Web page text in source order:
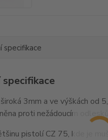
specifikace
3mm a ve výškách od
proti nežádoucím
pistolí CZ 75, kde je